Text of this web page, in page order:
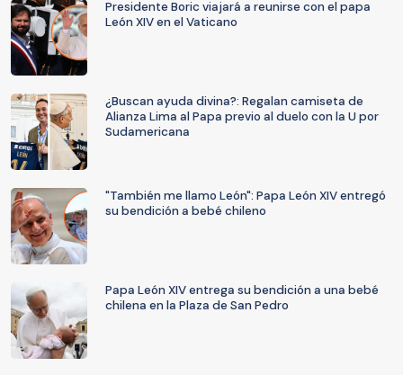
Presidente Boric viajará a reunirse con el papa
León XIV en el Vaticano
¿Buscan ayuda divina?: Regalan camiseta de
Alianza Lima al Papa previo al duelo con la U por
Sudamericana
"También me llamo León": Papa León XIV entregó
su bendición a bebé chileno
Papa León XIV entrega su bendición a una bebé
chilena en la Plaza de San Pedro